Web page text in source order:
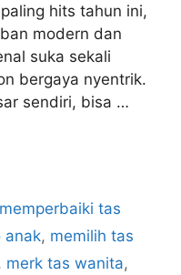
hits tahun ini,
modern dan
suka sekali
bergaya nyentrik.
sendiri, bisa …
tas
anak, memilih tas
, merk tas wanita,